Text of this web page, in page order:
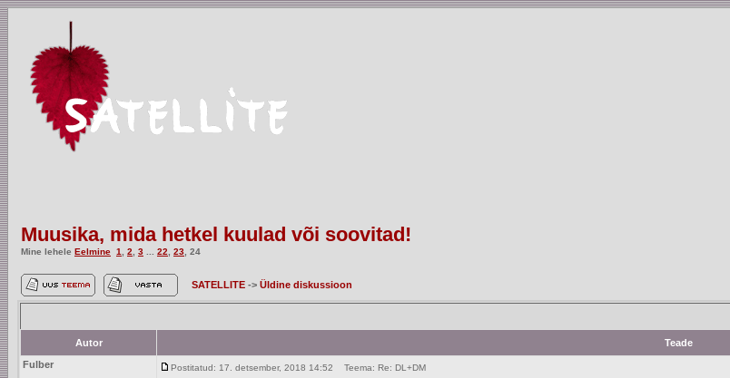
Muusika, mida hetkel kuulad või soovitad!
Mine lehele Eelmine 1 2 3 22 23 24
SATELLITE -> Üldine diskussioon
Autor
Teade
Fulber
Postitatud: 17. detsember, 2018 14:52 Teema: Re: DL+DM